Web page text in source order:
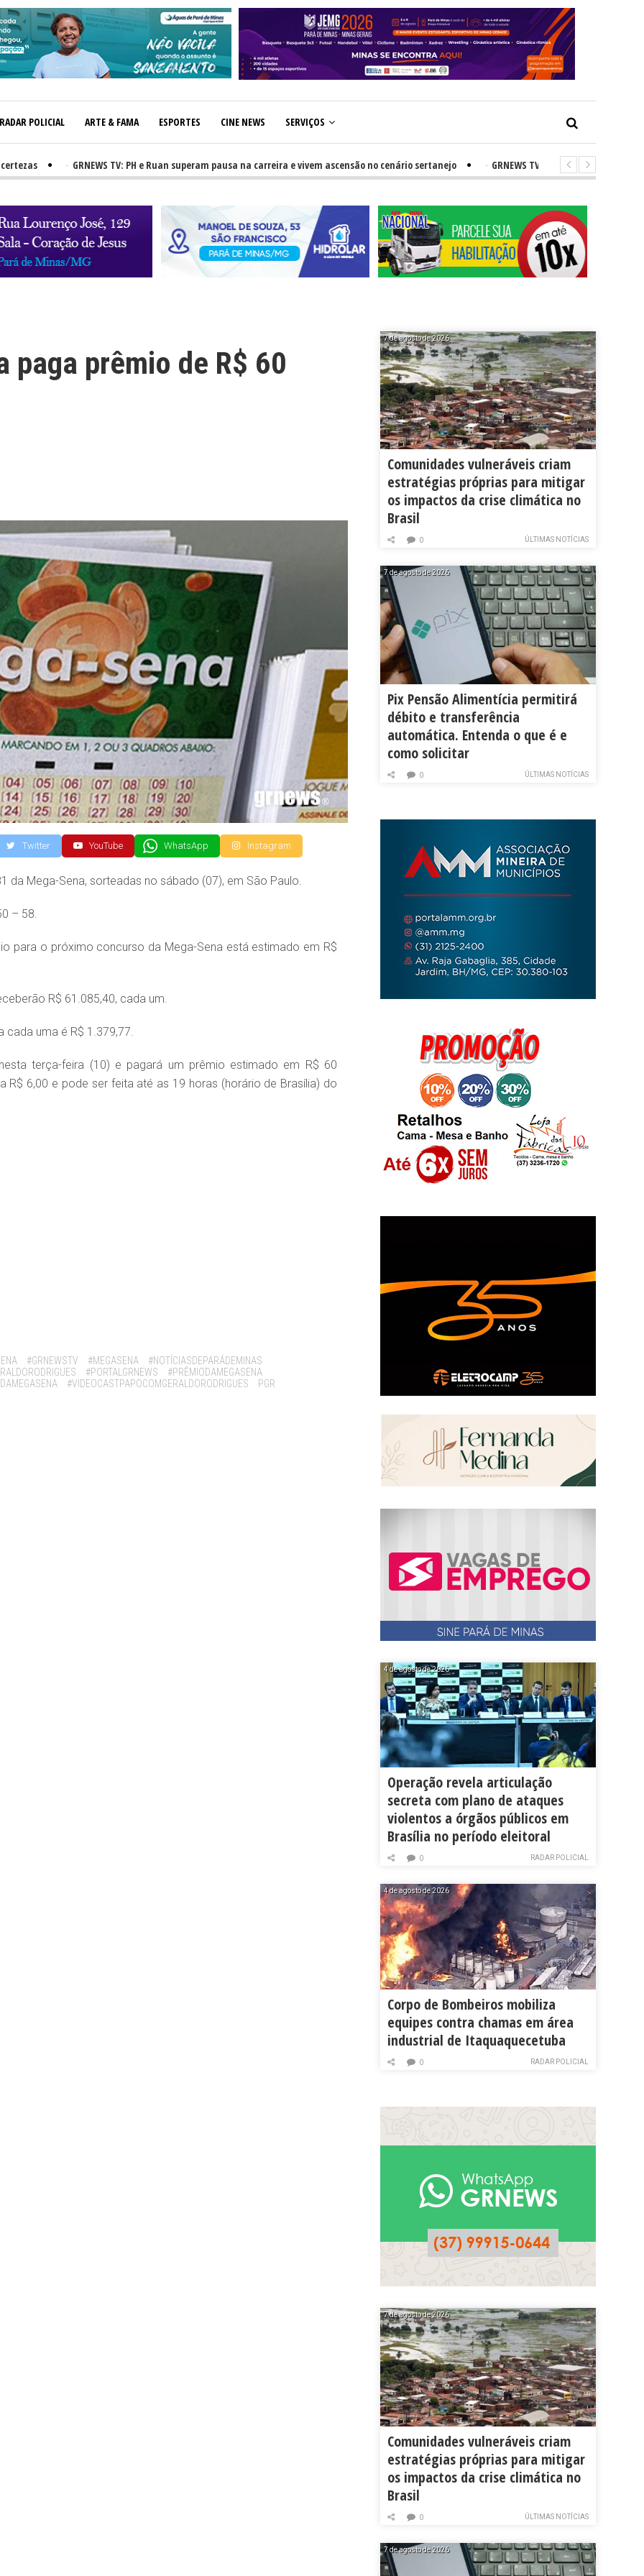
RADAR POLICIAL ARTE & FAMA ESPORTES CINE NEWS SERVIÇOS
- GRNEWS TV: PH e Ruan superam pausa na carreira e vivem ascensão no cenário sertanejo - GRNEWS TV: Vereador defende
paga prêmio de R$ 60
Twitter YouTube WhatsApp Instagram
da Mega-Sena, sorteadas no sábado (07), em São Paulo.
– 58.
para o próximo concurso da Mega-Sena está estimado em R$
R$ 61.085,40, cada um.
cada uma é R$ 1.379,77.
terça-feira (10) e pagará um prêmio estimado em R$ 60
R$ 6,00 e pode ser feita até as 19 horas (horário de Brasília) do
#GRNEWSTV #MEGASENA
#NOTÍCIASDEPARÁDEMINAS
#PORTALGRNEWS
#PRÊMIODAMEGASENA
#VIDEOCASTPAPOCOMGERALDORODRIGUES PGR
7 de agosto de 2026
Comunidades vulneráveis criam
estratégias próprias para mitigar
os impactos da crise climática no
Brasil
ÚLTIMAS NOTÍCIAS
0
7 de agosto de 2026
Pix Pensão Alimentícia permitirá
débito e transferência
automática. Entenda o que é e
como solicitar
ÚLTIMAS NOTÍCIAS
0
4 de agosto de 2026
Operação revela articulação
secreta com plano de ataques
violentos a órgãos públicos em
Brasília no período eleitoral
RADAR POLICIAL
0
4 de agosto de 2026
Corpo de Bombeiros mobiliza
equipes contra chamas em área
industrial de Itaquaquecetuba
RADAR POLICIAL
0
7 de agosto de 2026
Comunidades vulneráveis criam
estratégias próprias para mitigar
os impactos da crise climática no
Brasil
ÚLTIMAS NOTÍCIAS
0
7 de agosto de 2026